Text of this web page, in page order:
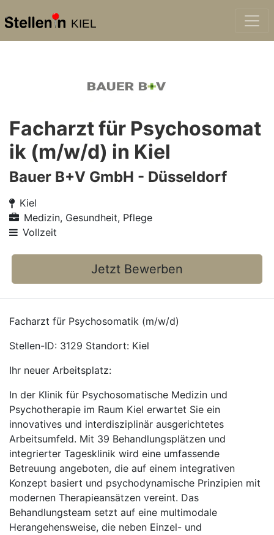
KIEL
Facharzt für Psychosomat
ik (m/w/d) in Kiel
Bauer B+V GmbH - Düsseldorf
Kiel
Medizin, Gesundheit, Pflege
Vollzeit
Jetzt Bewerben
Facharzt für Psychosomatik (m/w/d)
Stellen-ID: 3129 Standort: Kiel
Ihr neuer Arbeitsplatz:
In der Klinik für Psychosomatische Medizin und
Psychotherapie im Raum Kiel erwartet Sie ein
innovatives und interdisziplinär ausgerichtetes
Arbeitsumfeld. Mit 39 Behandlungsplätzen und
integrierter Tagesklinik wird eine umfassende
Betreuung angeboten, die auf einem integrativen
Konzept basiert und psychodynamische Prinzipien mit
modernen Therapieansätzen vereint. Das
Behandlungsteam setzt auf eine multimodale
Herangehensweise, die neben Einzel- und